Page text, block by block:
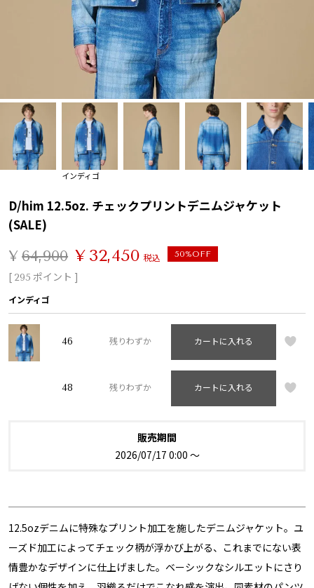
インディゴ
D/him 12.5oz. チェックプリントデニムジャケット
(SALE)
¥ 64,900 ¥ 32,450 税込 50%OFF
[ 295 ポイント ]
インディゴ
46 残りわずか カートに入れる
48 残りわずか カートに入れる
販売期間
2026/07/17 0:00 〜
12.5ozデニムに特殊なプリント加工を施したデニムジャケット。ユ
ーズド加工によってチェック柄が浮かび上がる、これまでにない表
情豊かなデザインに仕上げました。ベーシックなシルエットにさり